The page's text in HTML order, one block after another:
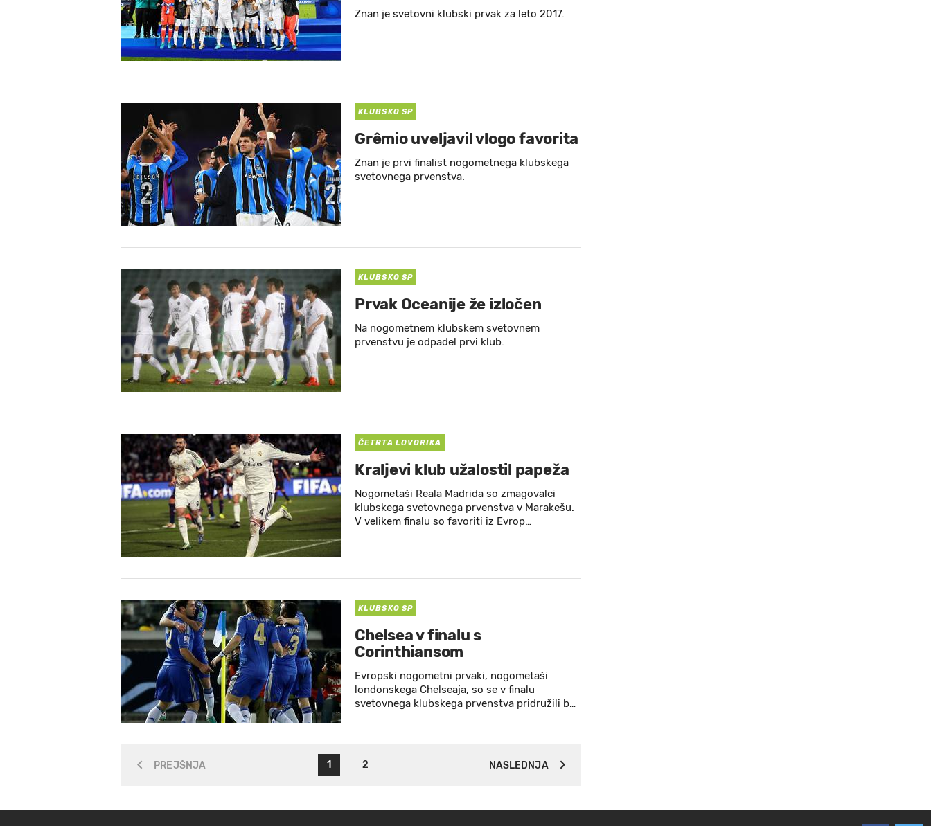
Znan je svetovni klubski prvak za leto 2017.
KLUBSKO SP
Grêmio uveljavil vlogo favorita
Znan je prvi finalist nogometnega klubskega
svetovnega prvenstva.
KLUBSKO SP
Prvak Oceanije že izločen
Na nogometnem klubskem svetovnem
prvenstvu je odpadel prvi klub.
ČETRTA LOVORIKA
Kraljevi klub užalostil papeža
Nogometaši Reala Madrida so zmagovalci
klubskega svetovnega prvenstva v Marakešu.
V velikem finalu so favoriti iz Evrop…
KLUBSKO SP
Chelsea v finalu s
Corinthiansom
Evropski nogometni prvaki, nogometaši
londonskega Chelseaja, so se v finalu
svetovnega klubskega prvenstva pridružili b…
PREJŠNJA 1 2 NASLEDNJA